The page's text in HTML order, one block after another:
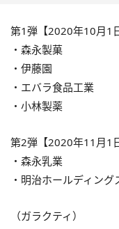
第1弾【2020年10月1
・森永製菓
・伊藤園
・エバラ食品工業
・小林製薬
第2弾【2020年11 月1
・森永乳業
・明治ホールディング
（ガラクティ）